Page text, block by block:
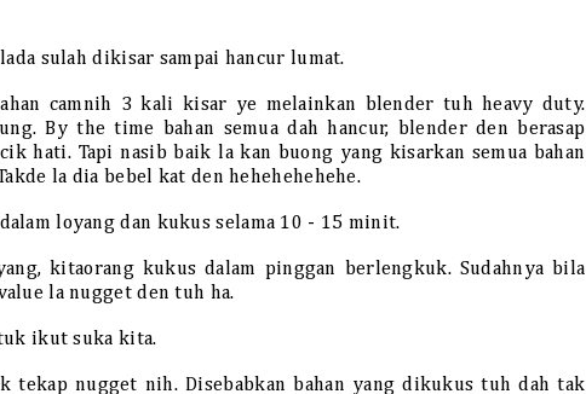
sulah dikisar sampai hancur lumat.
camnih 3 kali kisar ye melainkan blender tuh heavy duty.
By the time bahan semua dah hancur, blender den berasap
hati. Tapi nasib baik la kan buong yang kisarkan semua bahan
la dia bebel kat den hehehehehehe.
loyang dan kukus selama 10 - 15 minit.
kitaorang kukus dalam pinggan berlengkuk. Sudahnya bila
la nugget den tuh ha.
ikut suka kita.
tekap nugget nih. Disebabkan bahan yang dikukus tuh dah tak